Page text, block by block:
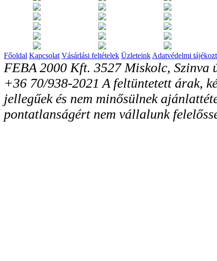
Főoldal Kapcsolat Vásárlási feltételek Üzleteink Adatvédelmi
FEBA 2000 Kft. 3527 Miskolc, Szinva
+36 70/938-2021 A feltüntetett árak,
jellegűek és nem minősülnek
pontatlanságért nem vállalunk